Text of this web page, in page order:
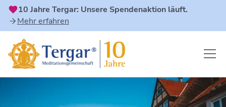
10 Jahre Tergar: Unsere Spendenaktion läuft.
Mehr erfahren